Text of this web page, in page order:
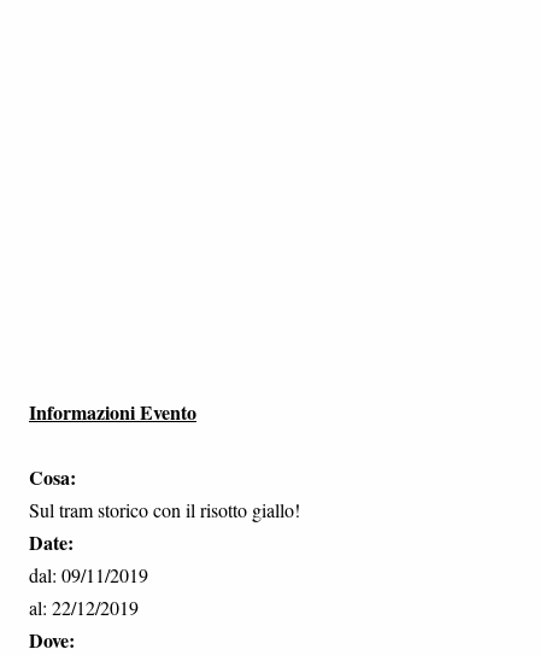
Informazioni Evento
Cosa:
Sul tram storico con il risotto giallo!
Date:
dal: 09/11/2019
al: 22/12/2019
Dove: